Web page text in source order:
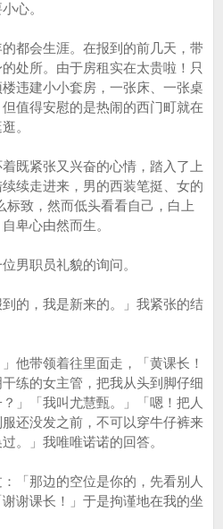
心。
会生涯。在报到的前几天，带
处所。由于房租实在太贵啦！只
违建小小套房，一张床、一张桌
值得安慰的是热闹的西门町就在
。
紧张又兴奋的心情，踏入了上
续走进来，男的西装笔挺、女的
标致，然而低头看看自己，白上
卑心由然而生。
职员礼貌的询问。
，我是新来的。」我紧张的结
带领着往里面走，「黄课长！
练的女主管，把我从头到脚仔细
」「我叫尤慧甄。」「嗯！把人
还没发之前，不可以穿牛仔裤来
。」我唯唯诺诺的回答。
那边的空位是你的，先看别人
谢课长！」于是拘谨地在我的坐